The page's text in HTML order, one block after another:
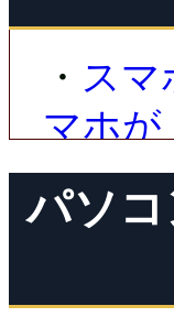
・ スマ
マホが
ディア
パソ